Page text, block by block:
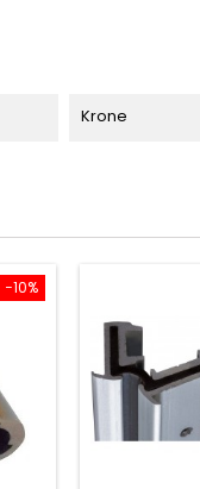
Krone
−10%